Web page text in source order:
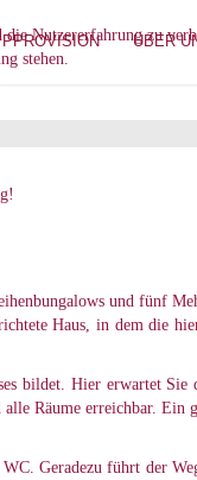
ÜBER
und fünf
Haus, in dem die
bildet. Hier erwartet
Räume erreichbar.
Geradezu führt der
Nutzererfahrung zu
stehen.